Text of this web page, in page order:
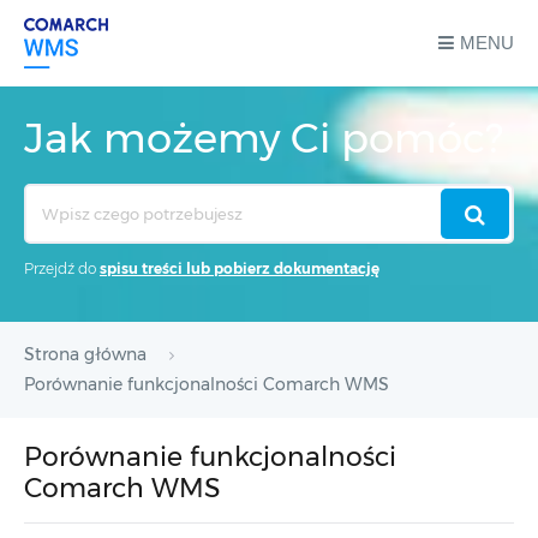
MENU
Jak możemy Ci pomóc?
Przejdź do spisu treści lub pobierz dokumentację
Strona główna
Porównanie funkcjonalności Comarch WMS
Porównanie funkcjonalności
Comarch WMS